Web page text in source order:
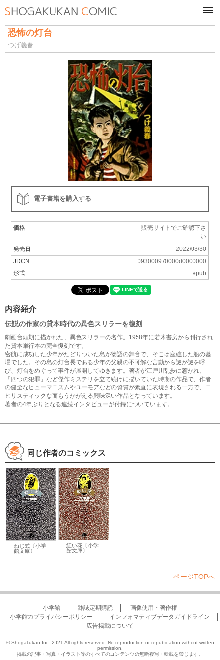
恐怖の灯台
つげ義春
電子書籍を購入する
価格
販売サイトでご確認下さ
い
発売日
2022/03/30
JDCN
093000970000d0000000
形式
epub
内容紹介
伝説の作家の貸本時代の異色スリラーを復刻
劇画台頭期に描かれた、異色スリラーの名作。1958年に若木書房から刊行され
た貸本単行本の完全復刻です。
密航に成功した少年がたどりついた島が物語の舞台で、そこは座礁した船の墓
場でした。その島の灯台長である少年の父親の不可解な言動から謎が謎を呼
び、灯台をめぐって事件が展開してゆきます。著者が江戸川乱歩に惹かれ、
「四つの犯罪」など傑作ミステリを立て続けに描いていた時期の作品で、作者
の健全なヒューマニズムやユーモアなどの資質が素直に表現される一方で、ニ
ヒリスティックな面もうかがえる興味深い作品となっています。
著者の4年ぶりとなる連続インタビューが付録についています。
同じ作者のコミックス
ねじ式〔小学
館文庫〕
紅い花〔小学
館文庫〕
ページTOPへ
小学館 雑誌定期購読
画像使用・著作権
小学館のプライバシーポリシー
インフォマティブデータガイドライン
広告掲載について
© Shogakukan Inc. 2021 All rights reserved. No reproduction or republication without written
permission.
掲載の記事・写真・イラスト等のすべてのコンテンツの無断複写・転載を禁じます。